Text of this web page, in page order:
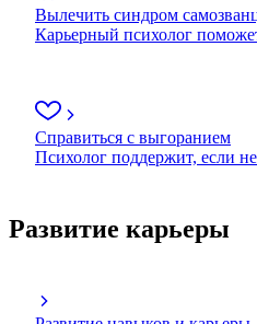
Вылечить синдром
Карьерный психолог
Справиться с выгоранием
Психолог поддержит, если
Развитие карьеры